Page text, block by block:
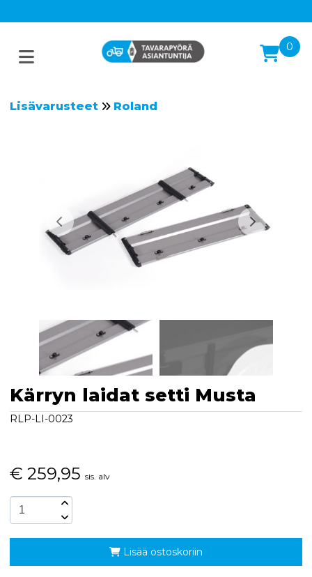
0
Lisävarusteet Roland
Kärryn laidat setti Musta
RLP-LI-0023
€ 259,95 sis. alv
Lisää ostoskoriin